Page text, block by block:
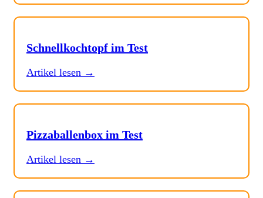
Schnellkochtopf im Test
Artikel lesen →
Pizzaballenbox im Test
Artikel lesen →